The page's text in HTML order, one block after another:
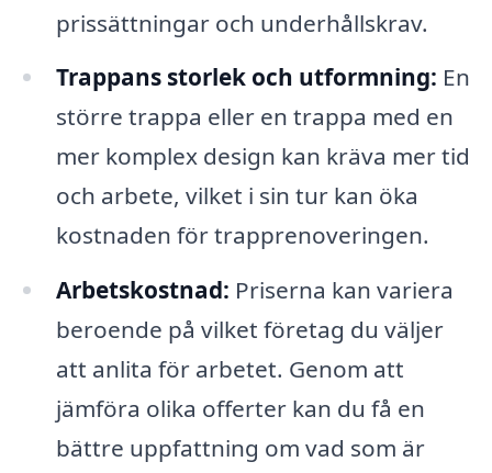
prissättningar och underhållskrav.
Trappans storlek och utformning: En
större trappa eller en trappa med en
mer komplex design kan kräva mer tid
och arbete, vilket i sin tur kan öka
kostnaden för trapprenoveringen.
Arbetskostnad: Priserna kan variera
beroende på vilket företag du väljer
att anlita för arbetet. Genom att
jämföra olika offerter kan du få en
bättre uppfattning om vad som är